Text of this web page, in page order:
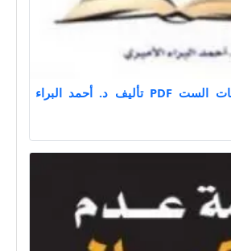
تحميل كتاب اللياقات الست PDF تأليف د. أحمد البراء